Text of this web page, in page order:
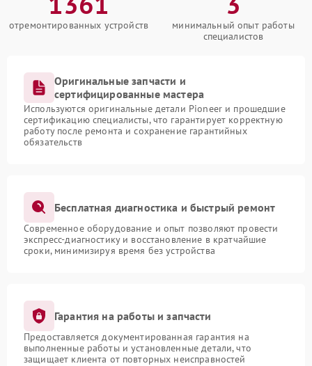
отремонтированных устройств
минимальный опыт работы
специалистов
Оригинальные запчасти и
сертифицированные мастера
Используются оригинальные детали Pioneer и прошедшие
сертификацию специалисты, что гарантирует корректную
работу после ремонта и сохранение гарантийных
обязательств
Бесплатная диагностика и быстрый ремонт
Современное оборудование и опыт позволяют провести
экспресс-диагностику и восстановление в кратчайшие
сроки, минимизируя время без устройства
Гарантия на работы и запчасти
Предоставляется документированная гарантия на
выполненные работы и установленные детали, что
защищает клиента от повторных неисправностей